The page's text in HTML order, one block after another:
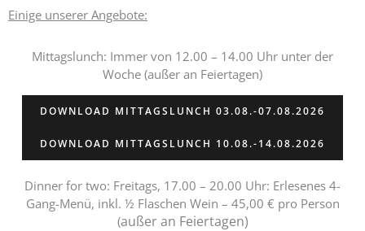
Einige unserer Angebote:
Mittagslunch: Immer von 12.00 – 14.00 Uhr unter der
Woche (außer an Feiertagen)
DOWNLOAD MITTAGSLUNCH 03.08.-07.08.2026
DOWNLOAD MITTAGSLUNCH 10.08.-14.08.2026
Dinner for two: Freitags, 17.00 – 20.00 Uhr: Erlesenes 4-
Gang-Menü, inkl. ½ Flaschen Wein – 45,00 € pro Person
(außer an Feiertagen)